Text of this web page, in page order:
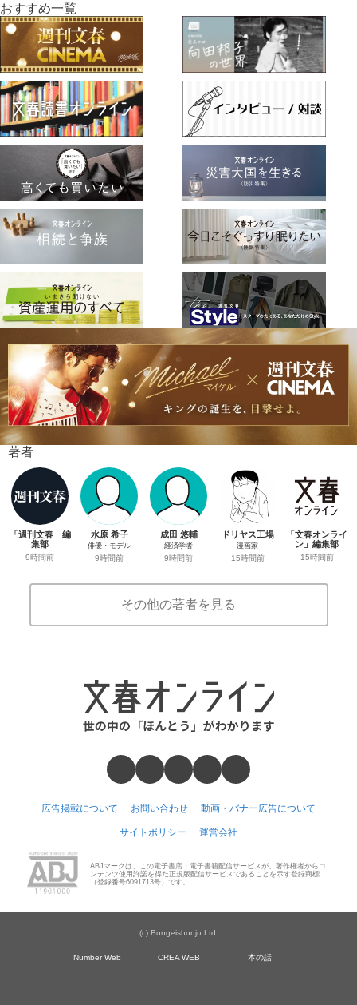
おすすめ一覧
著者
「週刊文春」編
集部
9時間前
水原 希子
俳優・モデル
9時間前
成田 悠輔
経済学者
9時間前
ドリヤス工場
漫画家
15時間前
「文春オンライ
ン」編集部
15時間前
その他の著者を見る
広告掲載について お問い合わせ 動画・バナー広告について
サイトポリシー 運営会社
ABJマークは、この電子書店・電子書籍配信サービスが、著作権者からコ
ンテンツ使用許諾を得た正規版配信サービスであることを示す登録商標
（登録番号6091713号）です。
(c) Bungeishunju Ltd.
Number Web CREA WEB 本の話